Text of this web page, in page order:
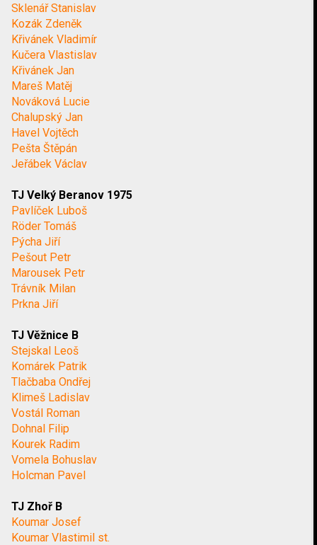
Sklenář Stanislav
Kozák Zdeněk
Křivánek Vladimír
Kučera Vlastislav
Křivánek Jan
Mareš Matěj
Nováková Lucie
Chalupský Jan
Havel Vojtěch
Pešta Štěpán
Jeřábek Václav
TJ Velký Beranov 1975
Pavlíček Luboš
Röder Tomáš
Pýcha Jiří
Pešout Petr
Marousek Petr
Trávník Milan
Prkna Jiří
TJ Věžnice B
Stejskal Leoš
Komárek Patrik
Tlačbaba Ondřej
Klimeš Ladislav
Vostál Roman
Dohnal Filip
Kourek Radim
Vomela Bohuslav
Holcman Pavel
TJ Zhoř B
Koumar Josef
Koumar Vlastimil st.